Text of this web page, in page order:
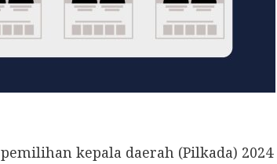
kepala daerah (Pilkada)